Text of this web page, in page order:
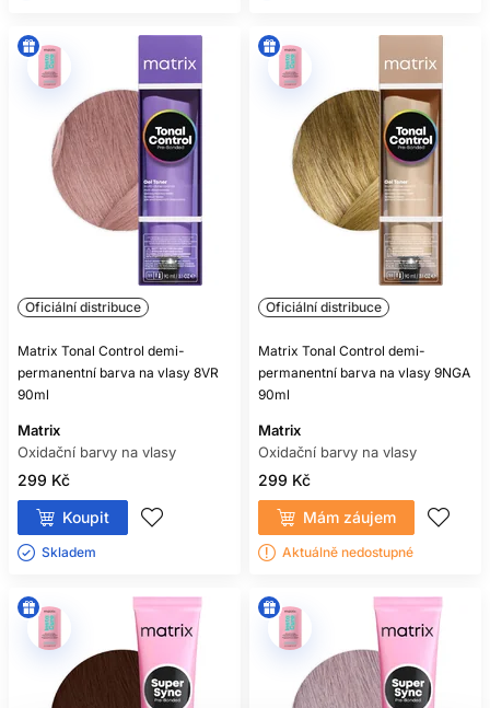
Oficiální distribuce
Matrix Tonal Control demi-
permanentní barva na vlasy 8VR
90ml
Matrix
Oxidační barvy na vlasy
299 Kč
Koupit
Skladem ㅤ
Oficiální distribuce
Matrix Tonal Control demi-
permanentní barva na vlasy 9NGA
90ml
Matrix
Oxidační barvy na vlasy
299 Kč
Mám záujem
Aktuálně nedostupné